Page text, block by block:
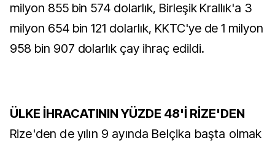
milyon 855 bin 574 dolarlık, Birleşik Krallık'a 3
milyon 654 bin 121 dolarlık, KKTC'ye de 1 milyon
958 bin 907 dolarlık çay ihraç edildi.
ÜLKE İHRACATININ YÜZDE 48'İ RİZE'DEN
Rize'den de yılın 9 ayında Belçika başta olmak